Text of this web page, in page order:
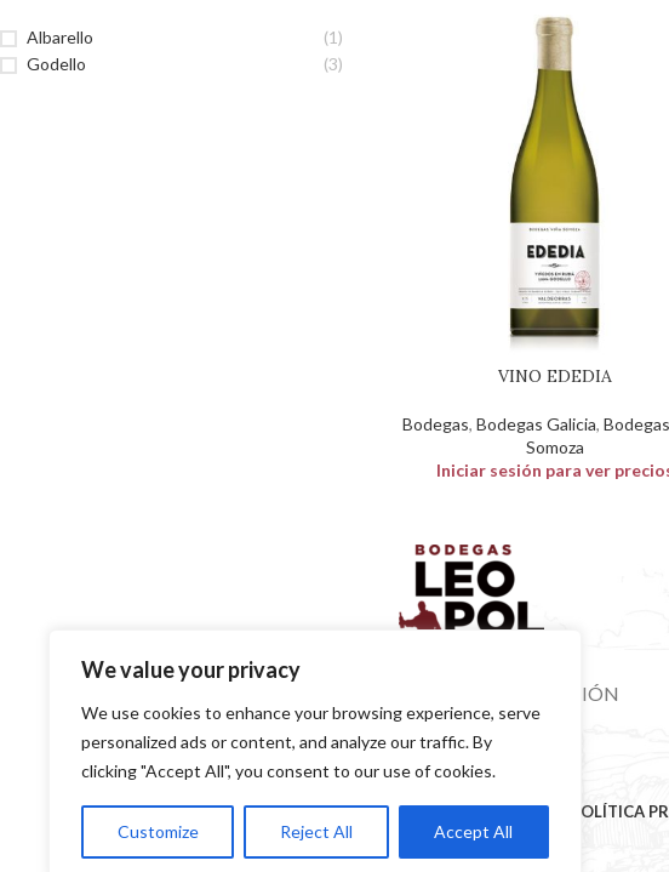
We value your privacy
We use cookies to enhance your browsing experience, serve
personalized ads or content, and analyze our traffic. By
clicking "Accept All", you consent to our use of cookies.
Customize Reject All Accept All
Albarello
(1)
Godello
(3)
VINO EDEDIA
Bodegas, Bodegas Galicia,
Somoza
Iniciar sesión para ver
SOLUCIONES EN DISTRIBUCIÓN
PARA EL PROFESIONAL
SITEMAP POLÍTICA